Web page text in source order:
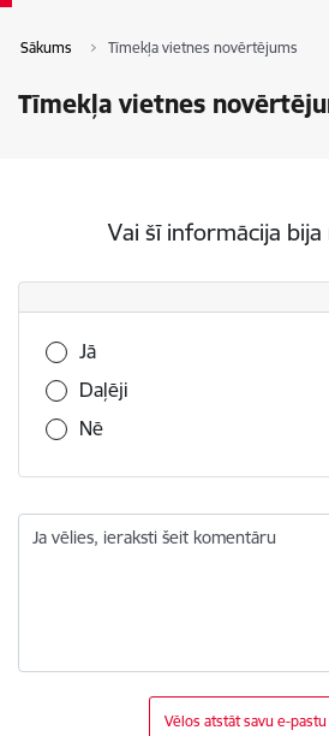
Sākums Tīmekļa vietnes novērtējums
Tīmekļa vietnes
Vai šī informācija
Vai šī informācija bija noderīga?
Jā
Daļēji
Nē
Ja vēlies, ieraksti šeit komentāru
Vēlos atstāt savu e-pastu